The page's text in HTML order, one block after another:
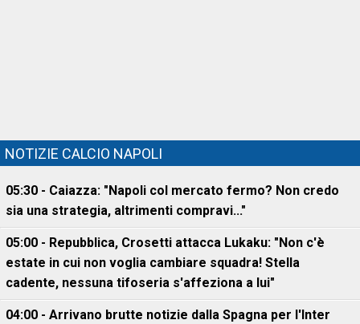
NOTIZIE CALCIO NAPOLI
05:30 - Caiazza: "Napoli col mercato fermo? Non credo
sia una strategia, altrimenti compravi..."
05:00 - Repubblica, Crosetti attacca Lukaku: "Non c'è
estate in cui non voglia cambiare squadra! Stella
cadente, nessuna tifoseria s'affeziona a lui"
04:00 - Arrivano brutte notizie dalla Spagna per l'Inter